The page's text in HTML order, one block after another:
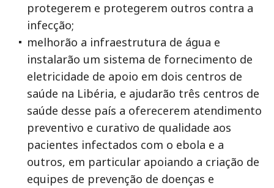
protegerem e protegerem outros contra a
infecção;
melhorão a infraestrutura de água e
instalarão um sistema de fornecimento de
eletricidade de apoio em dois centros de
saúde na Libéria, e ajudarão três centros de
saúde desse país a oferecerem atendimento
preventivo e curativo de qualidade aos
pacientes infectados com o ebola e a
outros, em particular apoiando a criação de
equipes de prevenção de doenças e